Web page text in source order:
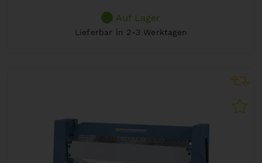
Auf Lager
Lieferbar in 2-3 Werktagen